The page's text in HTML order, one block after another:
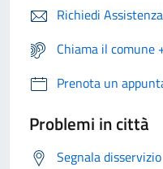
Richiedi Assistenza
Chiama il comune
Prenota un
Problemi in città
Segnala disservizio